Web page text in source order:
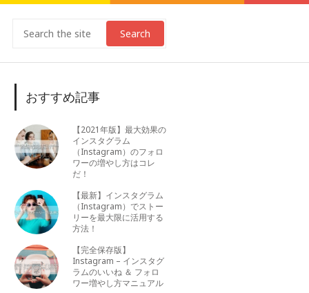
Search
おすすめ記事
【2021年版】最大効果の
インスタグラム
（Instagram）のフォロ
ワーの増やし方はコレ
だ！
【最新】インスタグラム
（Instagram）でストー
リーを最大限に活用する
方法！
【完全保存版】
Instagram – インスタグ
ラムのいいね ＆ フォロ
ワー増やし方マニュアル